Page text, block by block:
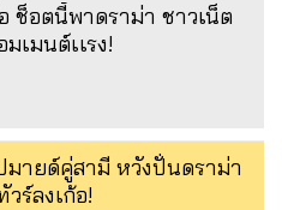
ช็อตนี้พาดราม่า ชาวเน็ต
มเมนต์เเรง!
มายด์คู่สามี หวังปั่นดราม่า
ร์ลงเก้อ!